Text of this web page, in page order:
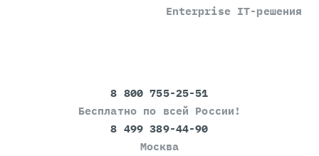
Enterprise IT-решения
8 800 755-25-51
Бесплатно по всей России!
8 499 389-44-90
Москва